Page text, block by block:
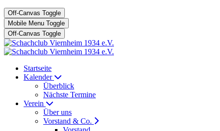
Off-Canvas Toggle
Mobile Menu Toggle
Off-Canvas Toggle
Startseite
Kalender
Überblick
Nächste Termine
Verein
Über uns
Vorstand & Co.